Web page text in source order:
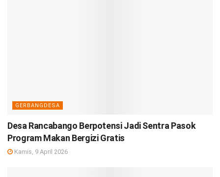
GERBANGDESA
Desa Rancabango Berpotensi Jadi Sentra Pasok
Program Makan Bergizi Gratis
Kamis, 9 April 2026